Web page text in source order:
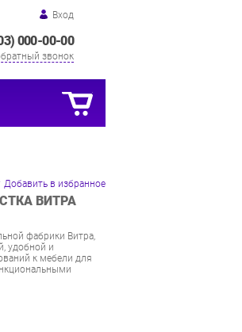
Вход
000-00-00
звонок
Добавить в избранное
ВИТРА
фабрики Витра,
удобной и
к мебели для